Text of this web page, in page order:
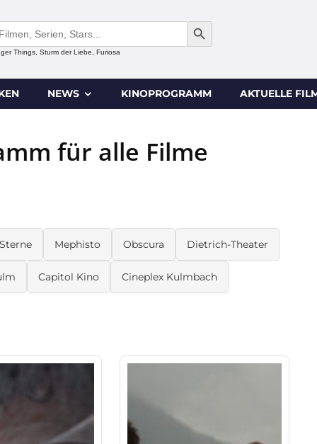
SEARCH BUTTON
Things, Sturm der Liebe, Furiosa
NEWS KINOPROGRAMM AKTUELLE
für alle Filme
Mephisto Obscura Dietrich-Theater
Capitol Kino Cineplex Kulmbach